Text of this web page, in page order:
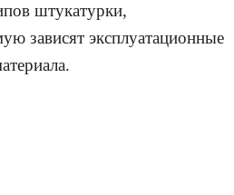
штукатурки,
зависят эксплуатационные